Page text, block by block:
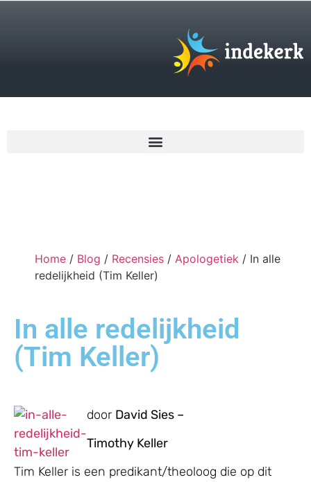
Home / Blog / Recensies / Apologetiek / In alle
redelijkheid (Tim Keller)
In alle redelijkheid
(Tim Keller)
door David Sies –
Timothy Keller
Tim Keller is een predikant/theoloog die op dit